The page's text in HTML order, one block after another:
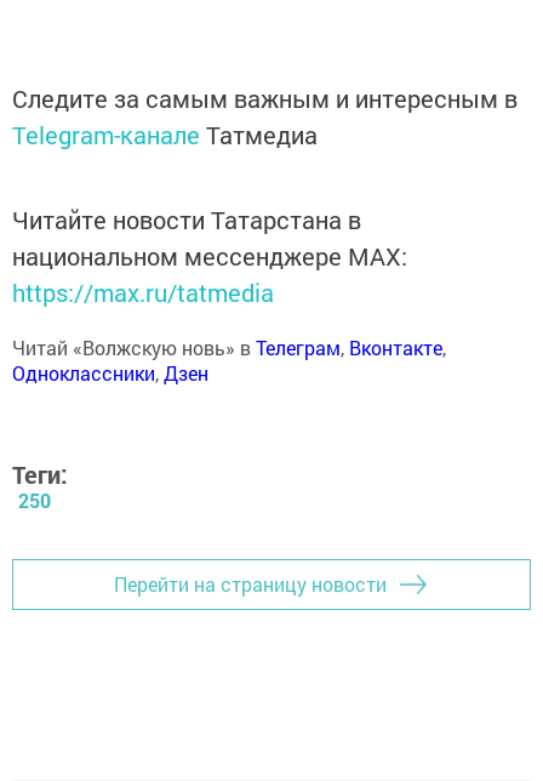
Следите за самым важным и интересным в
Telegram-канале Татмедиа
Читайте новости Татарстана в
национальном мессенджере MАХ:
https://max.ru/tatmedia
Читай «Волжскую новь» вТелеграм, Вконтакте,
Одноклассники,Дзен
Теги:
250
Перейти на страницу новости